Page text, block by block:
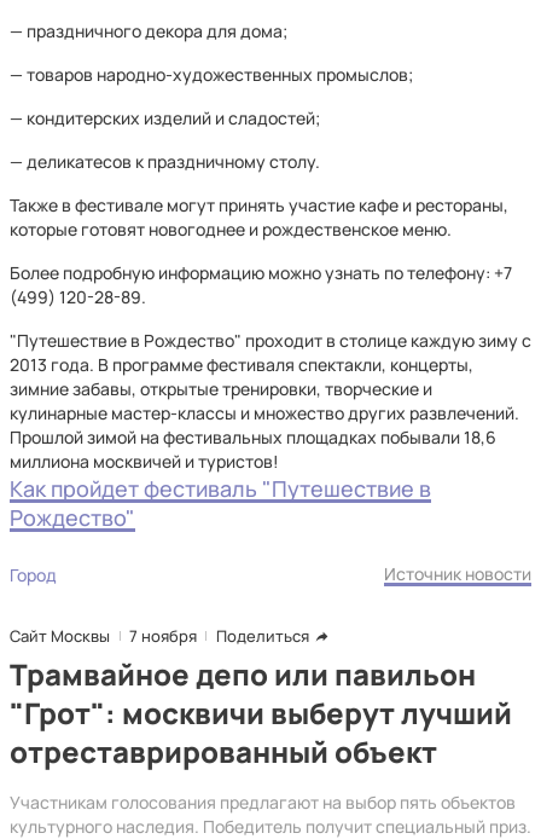
— праздничного декора для дома;
— товаров народно-художественных промыслов;
— кондитерских изделий и сладостей;
— деликатесов к праздничному столу.
Также в фестивале могут принять участие кафе и рестораны,
которые готовят новогоднее и рождественское меню.
Более подробную информацию можно узнать по телефону: +7
(499) 120-28-89.
"Путешествие в Рождество" проходит в столице каждую зиму с
2013 года. В программе фестиваля спектакли, концерты,
зимние забавы, открытые тренировки, творческие и
кулинарные мастер-классы и множество других развлечений.
Прошлой зимой на фестивальных площадках побывали 18,6
миллиона москвичей и туристов!
Как пройдет фестиваль "Путешествие в
Рождество"
Город Источник новости
Сайт Москвы 7 ноября Поделиться
Трамвайное депо или павильон
"Грот": москвичи выберут лучший
отреставрированный объект
Участникам голосования предлагают на выбор пять объектов
культурного наследия. Победитель получит специальный приз.